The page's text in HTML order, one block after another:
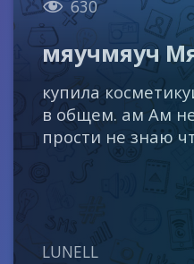
 630
мяучмяуч
купила
в общем. ам Ам
прости не знаю
LUNELL